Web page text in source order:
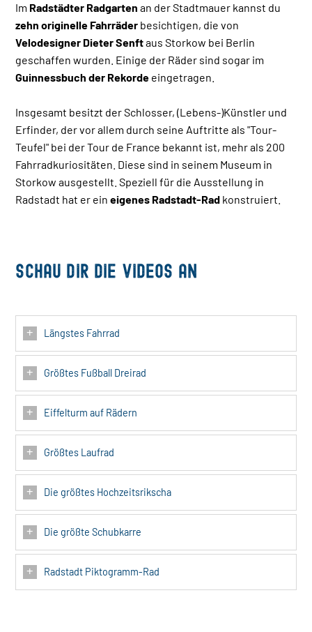
Im Radstädter Radgarten an der Stadtmauer kannst du
zehn originelle Fahrräder besichtigen, die von
Velodesigner Dieter Senftaus Storkow bei Berlin
geschaffen wurden. Einige der Räder sind sogar im
Guinnessbuch der Rekorde eingetragen.
Insgesamt besitzt der Schlosser, (Lebens-)Künstler und
Erfinder, der vor allem durch seine Auftritte als "Tour-
Teufel" bei der Tour de France bekannt ist, mehr als 200
Fahrradkuriositäten. Diese sind in seinem Museum in
Storkow ausgestellt. Speziell für die Ausstellung in
Radstadt hat er eineigenes Radstadt-Rad konstruiert.
Schau dir die Videos an
Längstes Fahrrad
Größtes Fußball Dreirad
Eiffelturm auf Rädern
Größtes Laufrad
Die größtes Hochzeitsrikscha
Die größte Schubkarre
Radstadt Piktogramm-Rad